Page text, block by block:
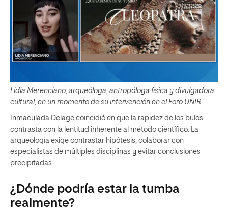
Lidia Merenciano, arqueóloga, antropóloga física y divulgadora
cultural, en un momento de su intervención en el Foro UNIR.
Inmaculada Delage coincidió en que la rapidez de los bulos
contrasta con la lentitud inherente al método científico. La
arqueología exige contrastar hipótesis, colaborar con
especialistas de múltiples disciplinas y evitar conclusiones
precipitadas.
¿Dónde podría estar la tumba
realmente?